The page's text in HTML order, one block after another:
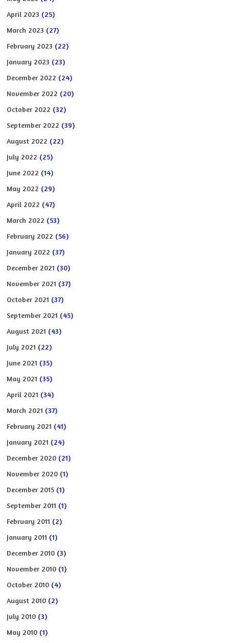
April 2023 (25)
March 2023 (27)
February 2023 (22)
January 2023 (23)
December 2022 (24)
November 2022 (20)
October 2022 (32)
September 2022 (39)
August 2022 (22)
July 2022 (25)
June 2022 (14)
May 2022 (29)
April 2022 (47)
March 2022 (53)
February 2022 (56)
January 2022 (37)
December 2021 (30)
November 2021 (37)
October 2021 (37)
September 2021 (45)
August 2021 (43)
July 2021 (22)
June 2021 (35)
May 2021 (35)
April 2021 (34)
March 2021 (37)
February 2021 (41)
January 2021 (24)
December 2020 (21)
November 2020 (1)
December 2015 (1)
September 2011 (1)
February 2011 (2)
January 2011 (1)
December 2010 (3)
November 2010 (1)
October 2010 (4)
August 2010 (2)
July 2010 (3)
May 2010 (1)